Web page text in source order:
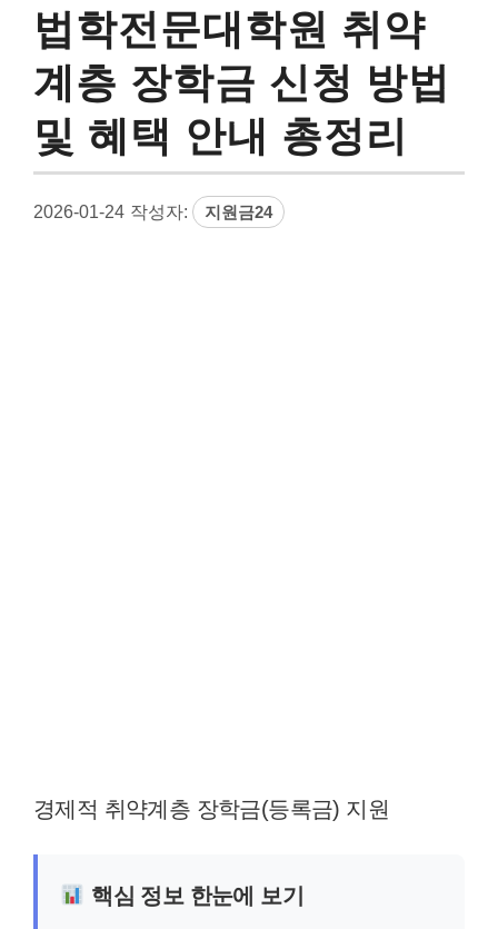
법학전문대학원 취약
계층 장학금 신청 방법
및 혜택 안내 총정리
2026-01-24 작성자: 지원금24
경제적 취약계층 장학금(등록금) 지원
핵심 정보 한눈에 보기